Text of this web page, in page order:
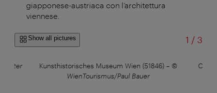
giapponese-austriaca con l’architettura
viennese
Show all pictures 1 /of
3
Peter Kunsthistorisches Museum Wien (51846) – ©
WienTourismus/Paul Bauer
Caffè